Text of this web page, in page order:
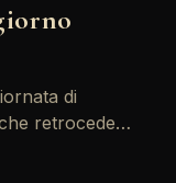
retrocede
l'engagement